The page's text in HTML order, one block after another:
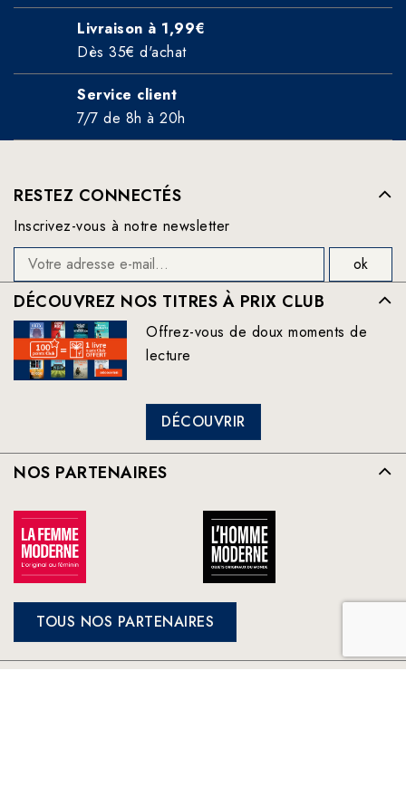
Livraison à 1,99€
Dès 35€ d'achat
Service client
7/7 de 8h à 20h
RESTEZ CONNECTÉS
Inscrivez-vous à notre newsletter
DÉCOUVREZ NOS TITRES À PRIX CLUB
Offrez-vous de doux moments de
lecture
DÉCOUVRIR
NOS PARTENAIRES
TOUS NOS PARTENAIRES